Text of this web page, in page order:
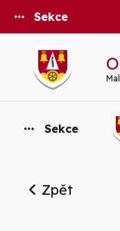
Sekce
Sekce
Zpět